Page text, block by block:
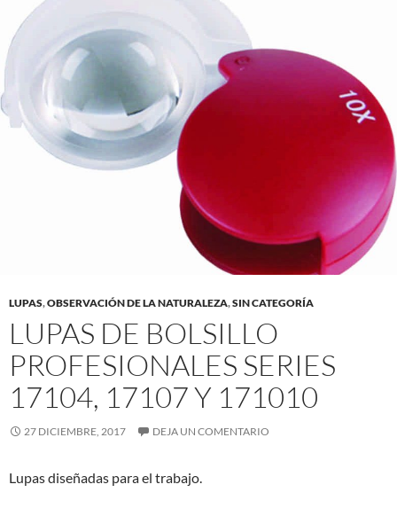
LUPAS,OBSERVACIÓN DE LA NATURALEZA,SIN CATEGORÍA
LUPAS DE BOLSILLO
PROFESIONALES SERIES
17104, 17107 Y 171010
27 DICIEMBRE, 2017 DEJA UN COMENTARIO
Lupas diseñadas para el trabajo.